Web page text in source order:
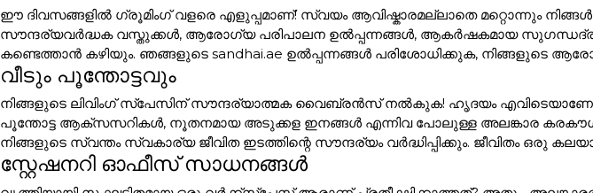
ഈ ദിവസങ്ങളിൽ ഗ്രൂമിംഗ് വളരെ എളുപ്പമാണ്! സ്വയം ആവിഷ്കാരമല്ലാതെ മറ്റൊന്നും
സൗന്ദര്യവർദ്ധക വസ്തുക്കൾ, ആരോഗ്യ പരിപാലന ഉൽപ്പന്നങ്ങൾ, ആകർഷകമായ
കണ്ടെത്താൻ കഴിയും. ഞങ്ങളുടെ sandhai.ae ഉൽപ്പന്നങ്ങൾ പരിശോധിക്കുക, നിങ്ങളുടെ
വീടും പൂന്തോട്ടവും
നിങ്ങളുടെ ലിവിംഗ് സ്പേസിന് സൗന്ദര്യാത്മക വൈബ്രൻസ് നൽകുക! ഹൃദയം എവിടെയാണോ
പൂന്തോട്ട ആക്സസറികൾ, നൂതനമായ അടുക്കള ഇനങ്ങൾ എന്നിവ പോലുള്ള അലങ്കാര
നിങ്ങളുടെ സ്വന്തം സ്വകാര്യ ജീവിത ഇടത്തിന്റെ സൗന്ദര്യം വർദ്ധിപ്പിക്കും. ജീവിതം ഒരു
സ്റ്റേഷനറി ഓഫീസ് സാധനങ്ങൾ